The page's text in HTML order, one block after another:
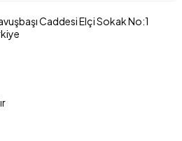
Caddesi Elçi Sokak No:1